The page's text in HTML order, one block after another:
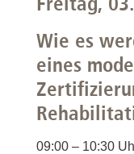
Wie es
eines
09:00 – 10:30